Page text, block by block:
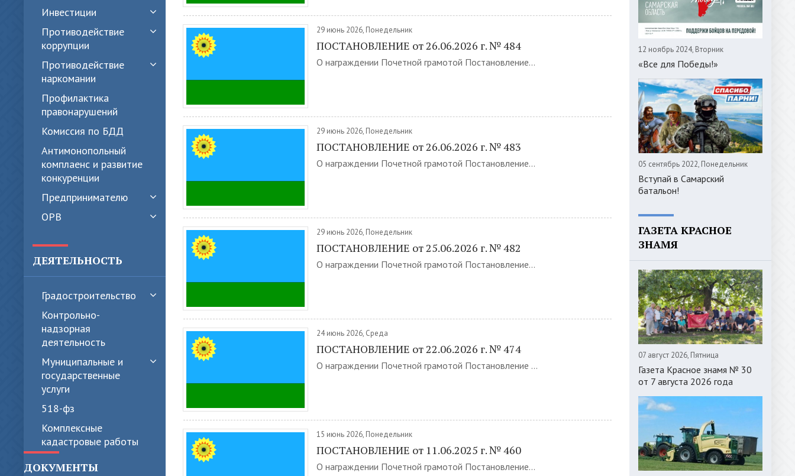
Инвестиции
Противодействие
коррупции
Противодействие
наркомании
Профилактика
правонарушений
Комиссия по БДД
Антимонопольный
комплаенс и развитие
конкуренции
Предпринимателю
ОРВ
ДЕЯТЕЛЬНОСТЬ
Градостроительство
Контрольно-
надзорная
деятельность
Муниципальные и
государственные
услуги
518-фз
Комплексные
кадастровые работы
ДОКУМЕНТЫ
29 июнь 2026, Понедельник
ПОСТАНОВЛЕНИЕ от 26.06.2026 г. № 484
О награждении Почетной грамотой Постановление...
29 июнь 2026, Понедельник
ПОСТАНОВЛЕНИЕ от 26.06.2026 г. № 483
О награждении Почетной грамотой Постановление...
29 июнь 2026, Понедельник
ПОСТАНОВЛЕНИЕ от 25.06.2026 г. № 482
О награждении Почетной грамотой Постановление...
24 июнь 2026, Среда
ПОСТАНОВЛЕНИЕ от 22.06.2026 г. № 474
О награждении Почетной грамотой Постановление ...
15 июнь 2026, Понедельник
ПОСТАНОВЛЕНИЕ от 11.06.2025 г. № 460
О награждении Почетной грамотой Постановление...
12 ноябрь 2024, Вторник
«Все для Победы!»
05 сентябрь 2022, Понедельник
Вступай в Самарский
батальон!
ГАЗЕТА КРАСНОЕ
ЗНАМЯ
07 август 2026, Пятница
Газета Красное знамя № 30
от 7 августа 2026 года